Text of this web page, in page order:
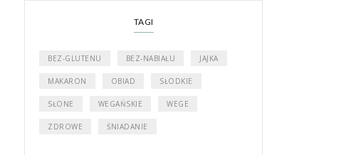
TAGI
BEZ-GLUTENU BEZ-NABIAŁU JAJKA
MAKARON OBIAD SŁODKIE
SŁONE WEGAŃSKIE WEGE
ZDROWE ŚNIADANIE